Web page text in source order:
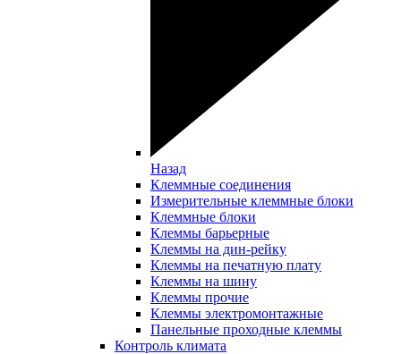
Назад
Клеммные соединения
Измерительные клеммные блоки
Клеммные блоки
Клеммы барьерные
Клеммы на дин-рейку
Клеммы на печатную плату
Клеммы на шину
Клеммы прочие
Клеммы электромонтажные
Панельные проходные клеммы
Контроль климата